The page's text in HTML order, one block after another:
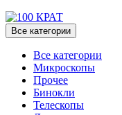
Все категории
Все категории
Микроскопы
Прочее
Бинокли
Телескопы